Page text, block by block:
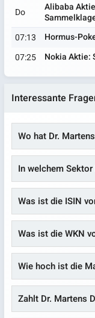
Do
Alibaba
07:13
Hormus-
07:25
Nokia Aktie:
Interessante
Wo hat Dr.
In welchem
Was ist die ISIN
Was ist die WKN
Wie hoch ist die
Zahlt Dr. Martens